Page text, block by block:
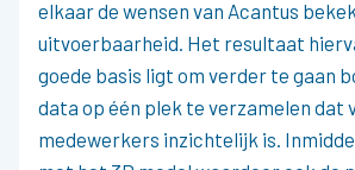
elkaar de wensen van Acantus
uitvoerbaarheid. Het resultaat
goede basis ligt om verder te gaan
data op één plek te verzamelen dat
medewerkers inzichtelijk is.